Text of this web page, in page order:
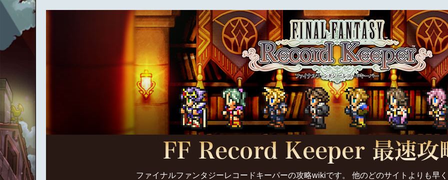
ファイナルファンタジーレコードキーパーの攻略wikiです。 他のどのサイトよりも早